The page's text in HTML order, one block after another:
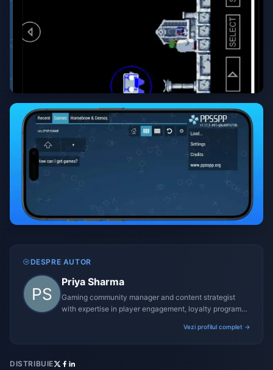
DESPRE AUTOR
Priya Sharma
Gaming community manager and content strategist
with expertise in player engagement, loyalty programs,
Vezi profilul complet →
DISTRIBUIE